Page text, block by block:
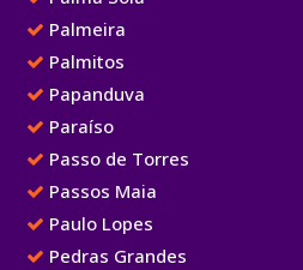
Palmeira
Palmitos
Papanduva
Paraíso
Passo de Torres
Passos Maia
Paulo Lopes
Pedras Grandes